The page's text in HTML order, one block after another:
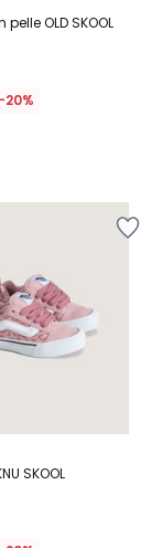
OLD SKOOL
-20%
SKOOL